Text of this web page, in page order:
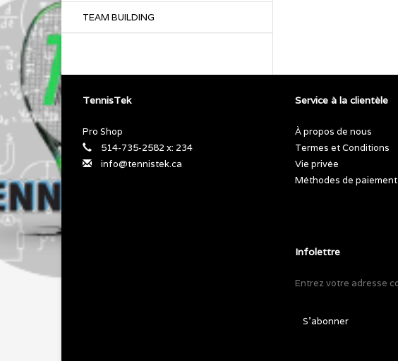
TEAM BUILDING
TennisTek
Pro Shop
514-735-2582 x: 234
info@tennistek.ca
Service à la clientèle
À propos de nous
Termes et Conditions
Vie privée
Méthodes de paiement
Infolettre
S'abonner